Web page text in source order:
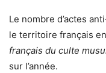
Le nombre d’actes
le territoire français
français du culte
sur l’année.